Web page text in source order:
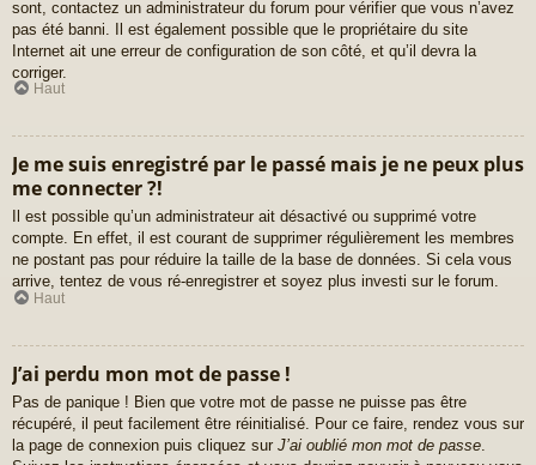
sont, contactez un administrateur du forum pour vérifier que vous n’avez
pas été banni. Il est également possible que le propriétaire du site
Internet ait une erreur de configuration de son côté, et qu’il devra la
corriger.
Haut
Je me suis enregistré par le passé mais je ne peux plus
me connecter ?!
Il est possible qu’un administrateur ait désactivé ou supprimé votre
compte. En effet, il est courant de supprimer régulièrement les membres
ne postant pas pour réduire la taille de la base de données. Si cela vous
arrive, tentez de vous ré-enregistrer et soyez plus investi sur le forum.
Haut
J’ai perdu mon mot de passe !
Pas de panique ! Bien que votre mot de passe ne puisse pas être
récupéré, il peut facilement être réinitialisé. Pour ce faire, rendez vous sur
la page de connexion puis cliquez sur J’ai oublié mon mot de passe